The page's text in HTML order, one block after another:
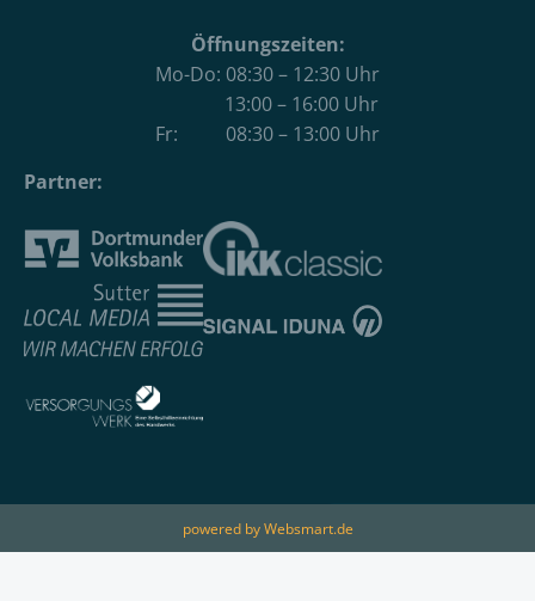
Öffnungszeiten:
Mo-Do: 08:30 – 12:30 Uhr
13:00 – 16:00 Uhr
Fr: 08:30 – 13:00 Uhr
Partner:
powered by Websmart.de